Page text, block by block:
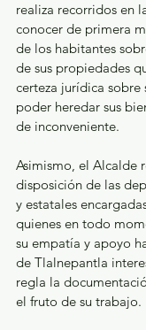
realiza recorridos en
conocer de primera
de los habitantes
de sus propiedades
certeza jurídica
poder heredar sus
de inconveniente.
Asimismo, el Alcalde
disposición de las
y estatales
quienes en todo
su empatía y apoyo
de Tlalnepantla
regla la
el fruto de su trabajo.